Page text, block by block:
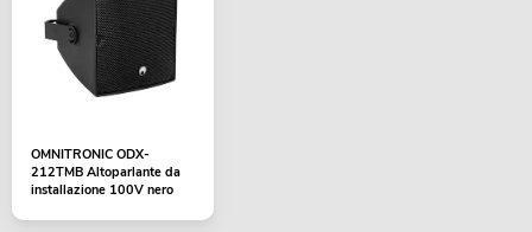
OMNITRONIC ODX-
212TMB Altoparlante da
installazione 100V nero